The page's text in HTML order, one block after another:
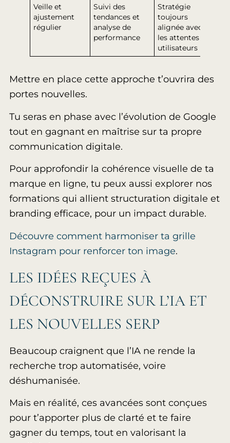
Veille et
ajustement
régulier
Suivi des
tendances et
analyse de
performance
Stratégie
toujours
alignée avec
les attentes
utilisateurs
Mettre en place cette approche t’ouvrira des
portes nouvelles.
Tu seras en phase avec l’évolution de Google
tout en gagnant en maîtrise sur ta propre
communication digitale.
Pour approfondir la cohérence visuelle de ta
marque en ligne, tu peux aussi explorer nos
formations qui allient structuration digitale et
branding efficace, pour un impact durable.
Découvre comment harmoniser ta grille
Instagram pour renforcer ton image.
LES IDÉES REÇUES À
DÉCONSTRUIRE SUR L’IA ET
LES NOUVELLES SERP
Beaucoup craignent que l’IA ne rende la
recherche trop automatisée, voire
déshumanisée.
Mais en réalité, ces avancées sont conçues
pour t’apporter plus de clarté et te faire
gagner du temps, tout en valorisant la